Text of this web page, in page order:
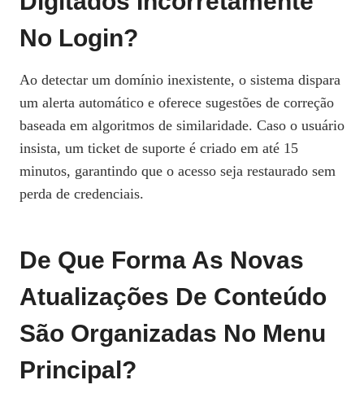
No Login?
Ao detectar um domínio inexistente, o sistema dispara
um alerta automático e oferece sugestões de correção
baseada em algoritmos de similaridade. Caso o usuário
insista, um ticket de suporte é criado em até 15
minutos, garantindo que o acesso seja restaurado sem
perda de credenciais.
De Que Forma As Novas
Atualizações De Conteúdo
São Organizadas No Menu
Principal?